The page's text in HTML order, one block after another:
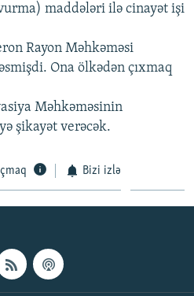
maddələri ilə cinayət işi
Rayon Məhkəməsi
Ona ölkədən çıxmaq
Məhkəməsinin
şikayət verəcək.
Bizi izlə